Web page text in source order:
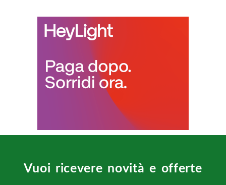
Vuoi ricevere novità e offerte